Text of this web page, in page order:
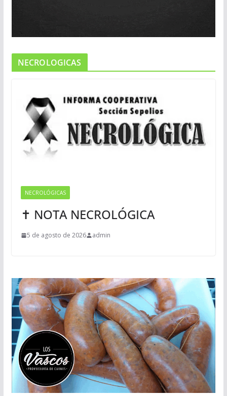
NECROLOGICAS
NECROLÓGICAS
✝ NOTA NECROLÓGICA
5 de agosto de 2026 admin